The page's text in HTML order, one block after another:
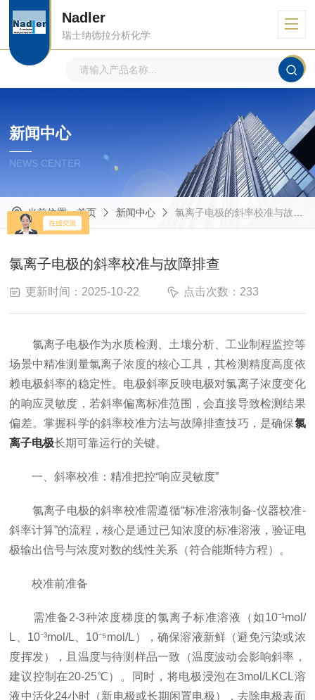
Nadler
瑞士纳德拉分析化学
新闻中心
NEWS CENTER
当前位置：首页 新闻中心 氯离子电极的斜率校准与故障排查
氯离子电极的斜率校准与故障排查
更新时间：2025-10-22 点击次数：233
氯离子电极作为水质检测、土壤分析、工业制程监控等
场景中精准测量氯离子浓度的核心工具，其检测精度高度依
赖电极斜率的稳定性。电极斜率反映电极对氯离子浓度变化
的响应灵敏度，若斜率偏离标准范围，会直接导致检测结果
偏差。掌握科学的斜率校准方法与故障排查技巧，是确保氯
离子电极长期可靠运行的关键。
一、斜率校准：精准把控“响应灵敏度”
氯离子电极的斜率校准需遵循“标准溶液制备-仪器校准-
斜率计算”的流程，核心是通过已知浓度的标准溶液，验证电
极输出信号与浓度对数的线性关系（符合能斯特方程）。
校准前准备
需准备2-3种浓度梯度的氯离子标准溶液（如10⁻¹mol/
L、10⁻³mol/L、10⁻⁵mol/L），确保溶液新鲜（避免污染或浓
度挥发），且温度与待测样品一致（温度波动会影响斜率，
建议控制在20-25℃）。同时，将电极浸泡在3mol/LKCL溶
液中活化24小时（新电极或长期闲置电极），去除电极表面